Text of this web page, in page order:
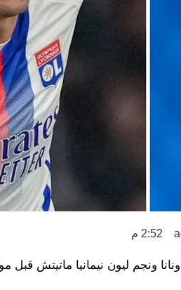
2:52 م
ونجم ليون نيمانيا ماتيتش قبل